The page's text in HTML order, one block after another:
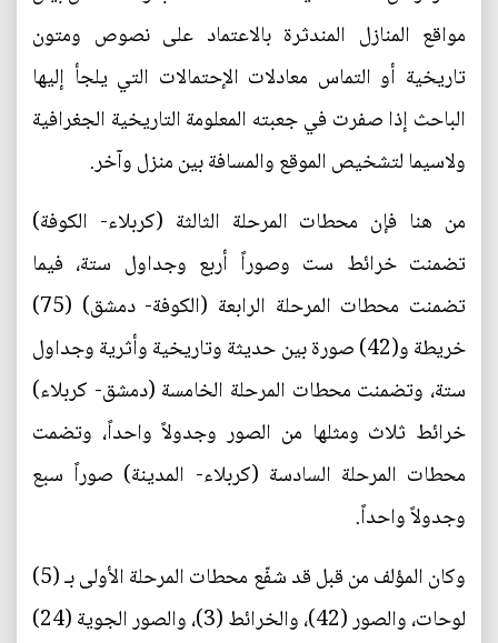
مواقع المنازل المندثرة بالاعتماد على نصوص ومتون
تاريخية أو التماس معادلات الإحتمالات التي يلجأ إليها
الباحث إذا صفرت في جعبته المعلومة التاريخية الجغرافية
ولاسيما لتشخيص الموقع والمسافة بين منزل وآخر.
من هنا فإن محطات المرحلة الثالثة (كربلاء- الكوفة)
تضمنت خرائط ست وصوراً أربع وجداول ستة، فيما
تضمنت محطات المرحلة الرابعة (الكوفة- دمشق) (75)
خريطة و(42) صورة بين حديثة وتاريخية وأثرية وجداول
ستة، وتضمنت محطات المرحلة الخامسة (دمشق- كربلاء)
خرائط ثلاث ومثلها من الصور وجدولاً واحداً، وتضمت
محطات المرحلة السادسة (كربلاء- المدينة) صوراً سبع
وجدولاً واحداً.
وكان المؤلف من قبل قد شفّع محطات المرحلة الأولى بـ (5)
لوحات، والصور (42)، والخرائط (3)، والصور الجوية (24)